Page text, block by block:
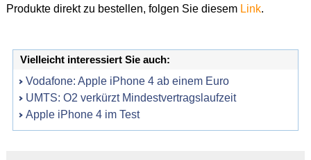
Produkte direkt zu bestellen, folgen Sie diesem Link.
Vielleicht interessiert Sie auch:
Vodafone: Apple iPhone 4 ab einem Euro
UMTS: O2 verkürzt Mindestvertragslaufzeit
Apple iPhone 4 im Test